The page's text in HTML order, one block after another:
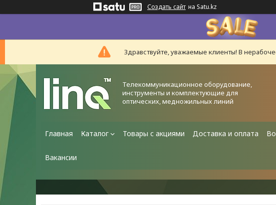
Создать сайт на Satu.kz
Здравствуйте, уважаемые клиенты! В
Телекоммуникационное оборудование,
инструменты и комплектующие для
оптических, медножильных линий
Главная Каталог Товары с акциями Доставка и оплата
Вакансии